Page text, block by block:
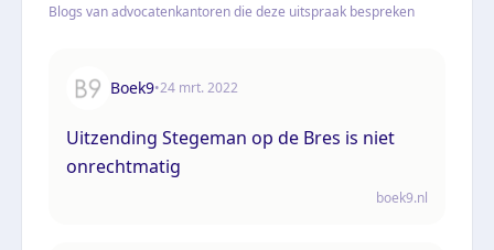
Blogs van advocatenkantoren die deze uitspraak bespreken
Boek9•24 mrt. 2022
Uitzending Stegeman op de Bres is niet
onrechtmatig
boek9.nl